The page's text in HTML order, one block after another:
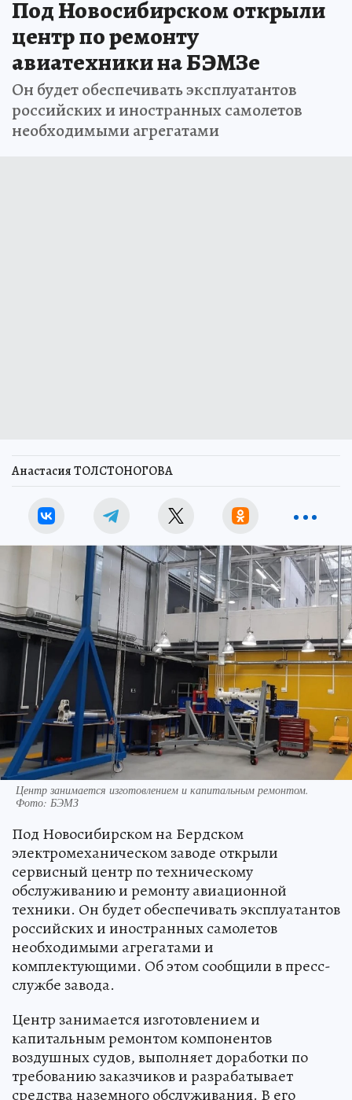
Под Новосибирском открыли
центр по ремонту
авиатехники на БЭМЗе
Он будет обеспечивать эксплуатантов
российских и иностранных самолетов
необходимыми агрегатами
Анастасия ТОЛСТОНОГОВА
Центр занимается изготовлением и капитальным ремонтом.
Фото: БЭМЗ
Под Новосибирском на Бердском
электромеханическом заводе открыли
сервисный центр по техническому
обслуживанию и ремонту авиационной
техники. Он будет обеспечивать эксплуатантов
российских и иностранных самолетов
необходимыми агрегатами и
комплектующими. Об этом сообщили в пресс-
службе завода.
Центр занимается изготовлением и
капитальным ремонтом компонентов
воздушных судов, выполняет доработки по
требованию заказчиков и разрабатывает
средства наземного обслуживания. В его